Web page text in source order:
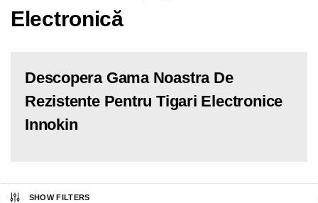
Electronică
Descopera Gama Noastra De
Rezistente Pentru Tigari Electronice
Innokin
SHOW FILTERS